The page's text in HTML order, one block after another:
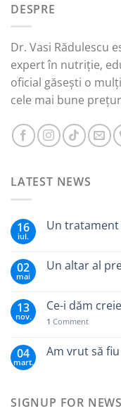
DESPRE
Dr. Vasi Rădulescu
expert în nutriție,
oficial găsești o
cele mai bune
LATEST NEWS
16
iul.
Un
02
mai
Un altar al
13
nov.
Ce-i dăm
1 Comment
04
mart.
Am vrut să
SIGNUP FOR